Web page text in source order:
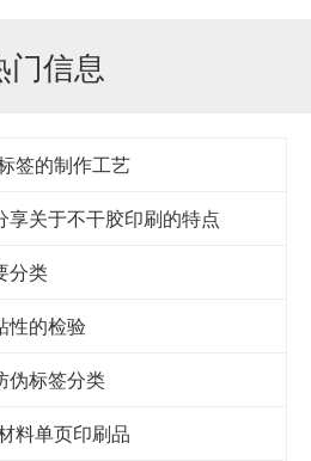
门信息
签的制作工艺
关于不干胶印刷的特点
分类
性的检验
伪标签分类
料单页印刷品